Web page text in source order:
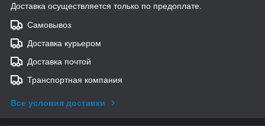
Доставка осуществляется только по предоплате.
Самовывоз
Доставка курьером
Доставка почтой
Транспортная компания
Все условия доставки